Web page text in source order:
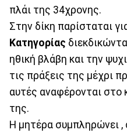
πλάι της 34χρονης.
Στην δίκη παρίσταται
Κατηγορίας
ηθική βλάβη και την
τις πράξεις της μέχρι
αυτές αναφέρονται στο
της.
Η μητέρα συμπληρώνει ,